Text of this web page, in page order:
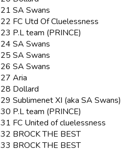
SA Swans
FC Utd Of Cluelessness
P.L team (PRINCE)
SA Swans
SA Swans
SA Swans
Aria
Dollard
Sublimenet XI (aka SA Swans)
P.L team (PRINCE)
FC United of cluelessness
BROCK THE BEST
BROCK THE BEST